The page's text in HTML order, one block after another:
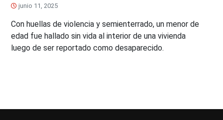
junio 11, 2025
Con huellas de violencia y semienterrado, un menor de
edad fue hallado sin vida al interior de una vivienda
luego de ser reportado como desaparecido.